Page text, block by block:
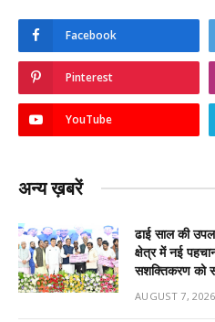
Facebook
Pinterest
YouTube
अन्य ख़बरें
ढाई साल की
क्षेत्र में नई
सशक्तिकरण को
AUGUST 7, 2026